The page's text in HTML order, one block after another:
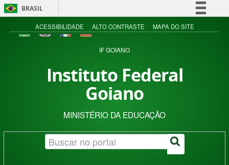
BRASIL
Simplifique!
Acesso à informação
ACESSIBILIDADE ALTO CONTRASTE MAPA DO SITE
IF GOIANO
Instituto Federal
Goiano
MINISTÉRIO DA EDUCAÇÃO